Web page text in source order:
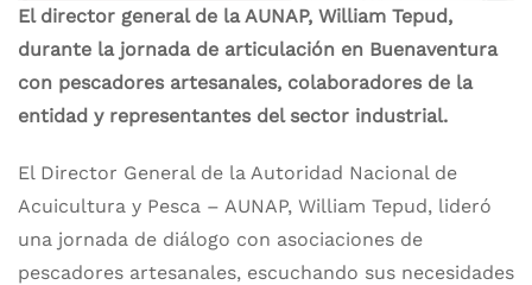
El director general de la AUNAP, William Tepud,
durante la jornada de articulación en Buenaventura
con pescadores artesanales, colaboradores de la
entidad y representantes del sector industrial.
El Director General de la Autoridad Nacional de
Acuicultura y Pesca – AUNAP, William Tepud, lideró
una jornada de diálogo con asociaciones de
pescadores artesanales, escuchando sus necesidades